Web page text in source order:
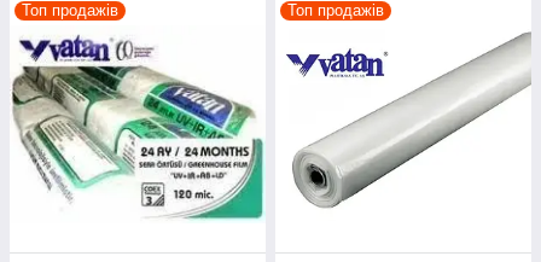
Топ продажів Топ продажів